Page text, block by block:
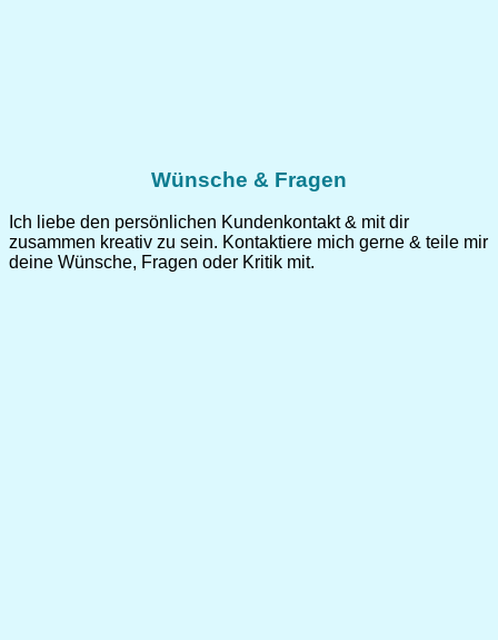
Wünsche & Fragen
Ich liebe den persönlichen Kundenkontakt & mit dir
zusammen kreativ zu sein. Kontaktiere mich gerne & teile mir
deine Wünsche, Fragen oder Kritik mit.